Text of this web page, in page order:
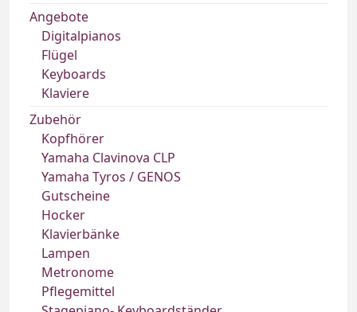
Angebote
Digitalpianos
Flügel
Keyboards
Klaviere
Zubehör
Kopfhörer
Yamaha Clavinova CLP
Yamaha Tyros / GENOS
Gutscheine
Hocker
Klavierbänke
Lampen
Metronome
Pflegemittel